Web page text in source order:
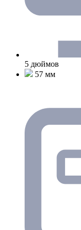
5 дюймов
57 мм